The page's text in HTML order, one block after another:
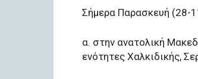
Σήμερα Παρασκευή (28-
α. στην ανατολική
ενότητες Χαλκιδικής,